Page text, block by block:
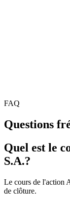
FAQ
Questions
Quel est le
S.A.?
Le cours de l'action
de clôture.